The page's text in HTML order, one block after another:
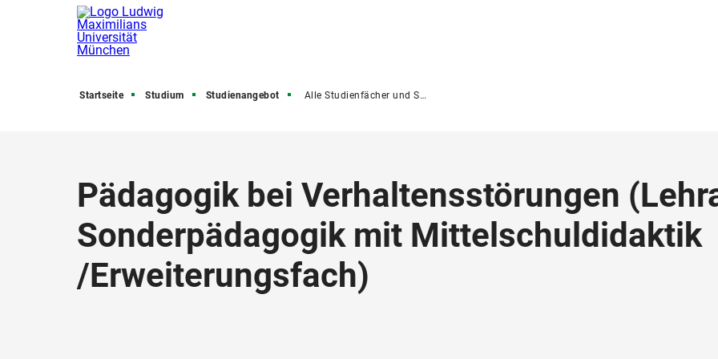
Startseite Studium Studienangebot Alle Studienfächer und Studiengänge
Pädagogik bei Verhaltensstörungen (
Sonderpädagogik mit Mittelschuldidaktik
/Erweiterungsfach)